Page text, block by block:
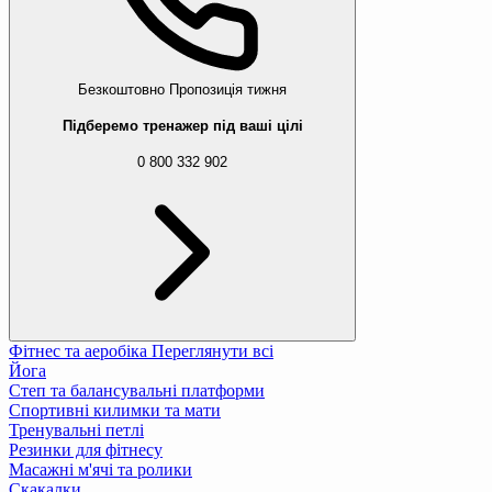
Безкоштовно Пропозиція тижня
Підберемо тренажер під ваші цілі
0 800 332 902
Фітнес та аеробіка Переглянути всі
Йога
Степ та балансувальні платформи
Спортивні килимки та мати
Тренувальні петлі
Резинки для фітнесу
Масажні м'ячі та ролики